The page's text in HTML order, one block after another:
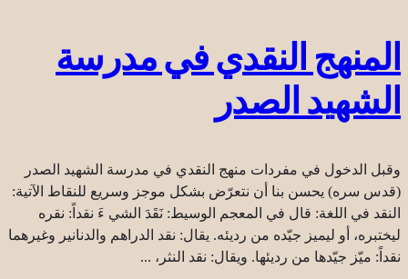
المنهج النقدي في مدرسة
الشهيد الصدر
وقبل الدخول في مفردات منهج النقدي في مدرسة الشهيد الصدر
(قدس‏ سره) يحسن بنا أن نتعرّض بشكل موجز وسريع للنقاط الآتية:
النقد في اللغة: قال في المعجم الوسيط: نَقَدَ الشي ءَ نقداً: نقره
ليختبره، أو ليميز جيّده من رديئه. يقال: نقد الدراهم والدنانير وغيرهما
نقداً: ميّز جيّدها من رديئها. ويقال: نقد النثر، ...